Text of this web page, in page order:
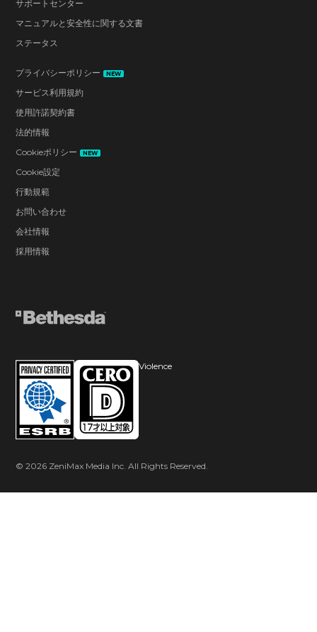
サポートセンター
マニュアルと安全性に関する文書
ステータス
プライバシーポリシー NEW
サービス利用規約
使用許諾契約書
法的情報
Cookieポリシー
NEW
Cookie設定
行動規範
お問い合わせ
会社情報
採用情報
Violence
© 2026 ZeniMax Media Inc. All Rights Reserved.